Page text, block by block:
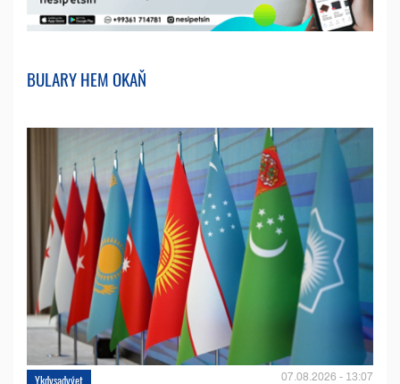
BULARY HEM OKAŇ
Ykdysadyýet 07.08.2026 - 13:07